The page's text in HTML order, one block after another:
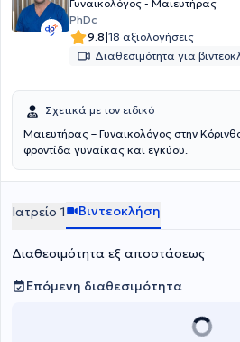
Γυναικολόγος - Μαιευτήρας
PhDc
9.8|18 αξιολογήσεις
Διαθεσιμότητα για
Σχετικά με τον ειδικό
Μαιευτήρας – Γυναικολόγος στην
φροντίδα γυναίκας και εγκύου.
Ιατρείο 1 Βιντεοκλήση
Διαθεσιμότητα εξ αποστάσεως
Επόμενη διαθεσιμότητα